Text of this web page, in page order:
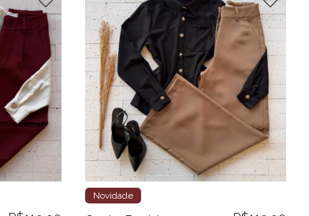
Novidade